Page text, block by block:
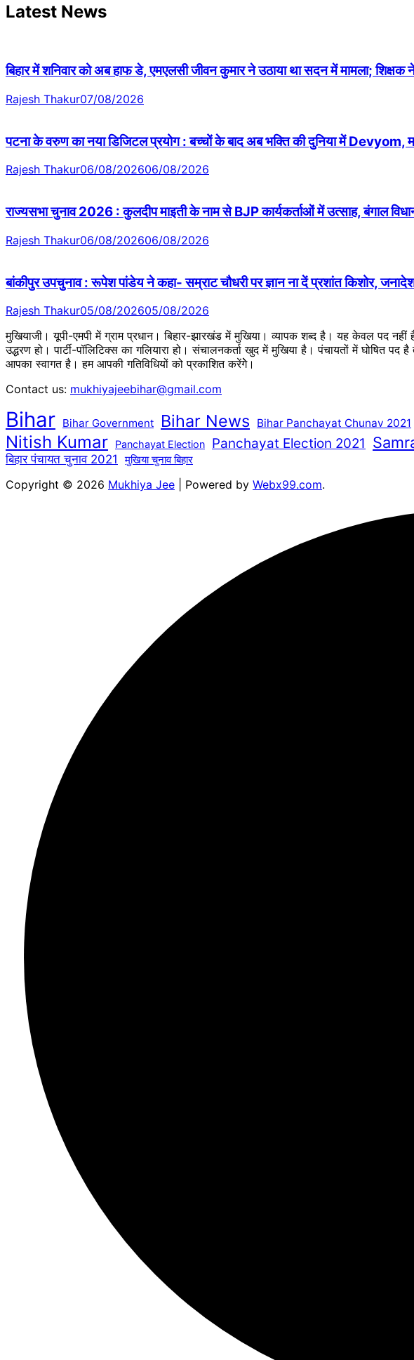
Latest News
बिहार में शनिवार को अब हाफ डे, एमएलसी जीवन कुमार ने उठाया था सदन में मामला;
Rajesh Thakur07/08/2026
पटना के वरुण का नया डिजिटल प्रयोग : बच्चों के बाद अब भक्ति की दुनिया में
Rajesh Thakur06/08/202606/08/2026
राज्यसभा चुनाव 2026 : कुलदीप माइती के नाम से BJP कार्यकर्ताओं में उत्साह, बंगाल
Rajesh Thakur06/08/202606/08/2026
बांकीपुर उपचुनाव : रूपेश पांडेय ने कहा- सम्राट चौधरी पर ज्ञान ना दें प्रशांत किशोर,
Rajesh Thakur05/08/202605/08/2026
मुखियाजी। यूपी-एमपी में ग्राम प्रधान। बिहार-झारखंड में मुखिया। व्यापक शब्द है। यह केवल पद
उद्धरण हो। पार्टी-पॉलिटिक्स का गलियारा हो। संचालनकर्ता खुद में मुखिया है। पंचायतों में घोषित
आपका स्वागत है। हम आपकी गतिविधियों को प्रकाशित करेंगेे।
Contact us: mukhiyajeebihar@gmail.com
Bihar Bihar Government Bihar News Bihar Panchayat Chunav 2021
Nitish Kumar Panchayat Election Panchayat Election 2021
बिहार पंचायत चुनाव 2021 मुखिया चुनाव बिहार
Copyright © 2026 Mukhiya Jee | Powered by Webx99.com.